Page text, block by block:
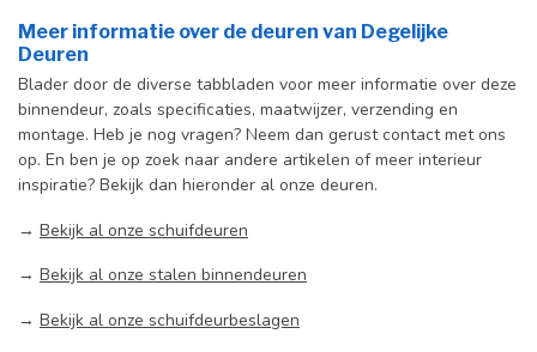
Meer informatie over de deuren van Degelijke
Deuren
Blader door de diverse tabbladen voor meer informatie over deze
binnendeur, zoals specificaties, maatwijzer, verzending en
montage. Heb je nog vragen? Neem dan gerust contact met ons
op. En ben je op zoek naar andere artikelen of meer interieur
inspiratie? Bekijk dan hieronder al onze deuren.
→ Bekijk al onze schuifdeuren
→ Bekijk al onze stalen binnendeuren
→ Bekijk al onze schuifdeurbeslagen